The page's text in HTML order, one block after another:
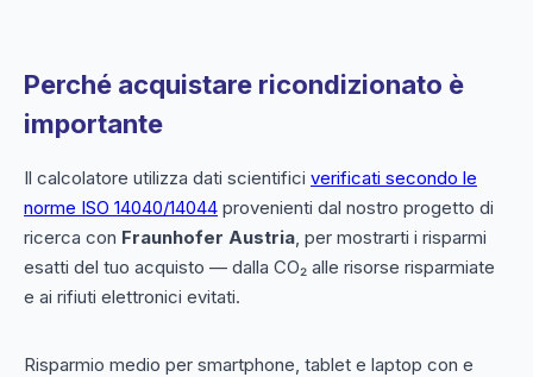
Perché acquistare ricondizionato è
importante
Il calcolatore utilizza dati scientifici verificati secondo le
norme ISO 14040/14044 provenienti dal nostro progetto di
ricerca con Fraunhofer Austria, per mostrarti i risparmi
esatti del tuo acquisto — dalla CO₂ alle risorse risparmiate
e ai rifiuti elettronici evitati.
Risparmio medio per smartphone, tablet e laptop con e